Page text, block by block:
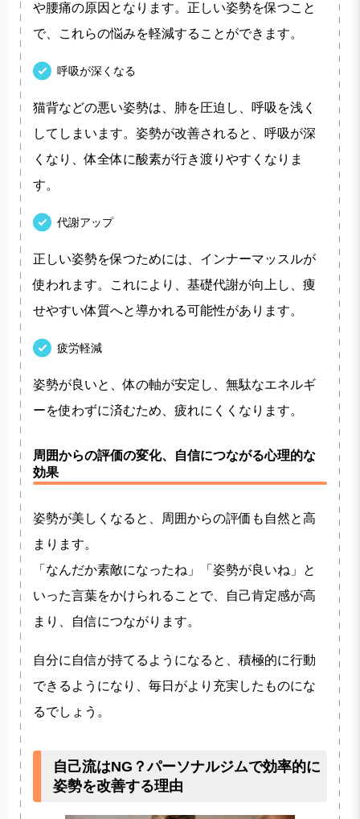
や腰痛の原因となります。正しい姿勢を保つこと
で、これらの悩みを軽減することができます。
呼吸が深くなる
猫背などの悪い姿勢は、肺を圧迫し、呼吸を浅く
してしまいます。姿勢が改善されると、呼吸が深
くなり、体全体に酸素が行き渡りやすくなりま
す。
代謝アップ
正しい姿勢を保つためには、インナーマッスルが
使われます。これにより、基礎代謝が向上し、痩
せやすい体質へと導かれる可能性があります。
疲労軽減
姿勢が良いと、体の軸が安定し、無駄なエネルギ
ーを使わずに済むため、疲れにくくなります。
周囲からの評価の変化、自信につながる心理的な
効果
姿勢が美しくなると、周囲からの評価も自然と高
まります。
「なんだか素敵になったね」「姿勢が良いね」と
いった言葉をかけられることで、自己肯定感が高
まり、自信につながります。
自分に自信が持てるようになると、積極的に行動
できるようになり、毎日がより充実したものにな
るでしょう。
自己流はNG？パーソナルジムで効率的に
姿勢を改善する理由